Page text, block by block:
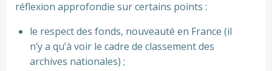
réflexion approfondie sur certains points :
le respect des fonds, nouveauté en France (il
n’y a qu’à voir le cadre de classement des
archives nationales) ;